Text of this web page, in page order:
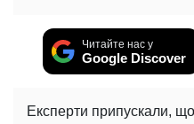
Читайте нас у
Google Discover
Експерти припускали,